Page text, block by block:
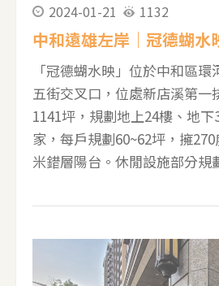
2024-01-21
1132
中和遠雄左岸｜冠德蝴水
「冠德蝴水映」位於中和區
五街交叉口，位處新店溪第一
1141坪，規劃地上24樓、地
家，每戶規劃60~62坪，擁
米錯層陽台。休閒設施部分規
遠見圖書館，以及運動健身
能休閒區。 ▼冠德湖水映使
單數標準層 AB戶面光之公園